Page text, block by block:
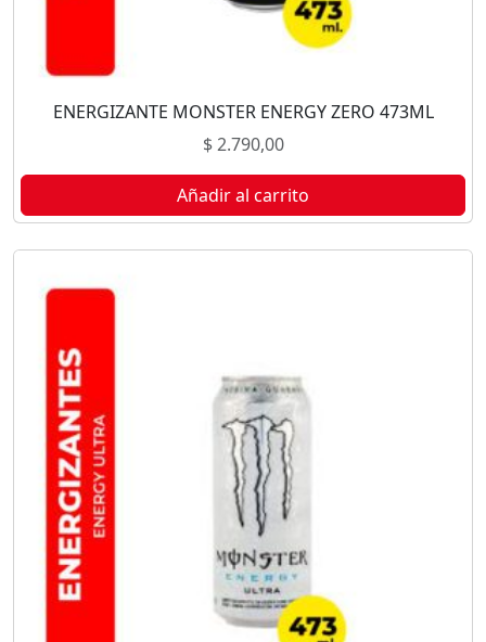
ENERGIZANTE MONSTER ENERGY ZERO 473ML
$2.790,00
Añadir al carrito